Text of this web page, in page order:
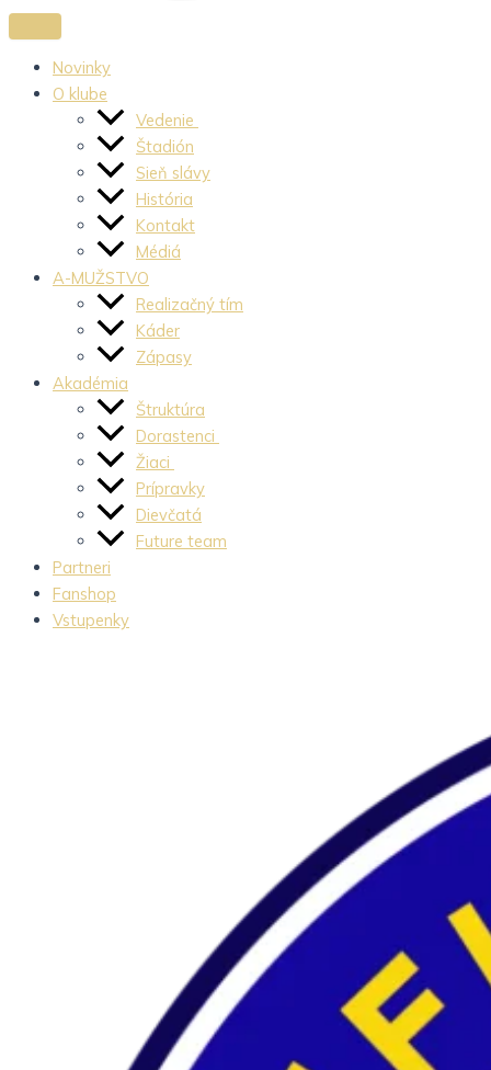
Novinky
O klube
Vedenie
Štadión
Sieň slávy
História
Kontakt
Médiá
A-MUŽSTVO
Realizačný tím
Káder
Zápasy
Akadémia
Štruktúra
Dorastenci
Žiaci
Prípravky
Dievčatá
Future team
Partneri
Fanshop
Vstupenky